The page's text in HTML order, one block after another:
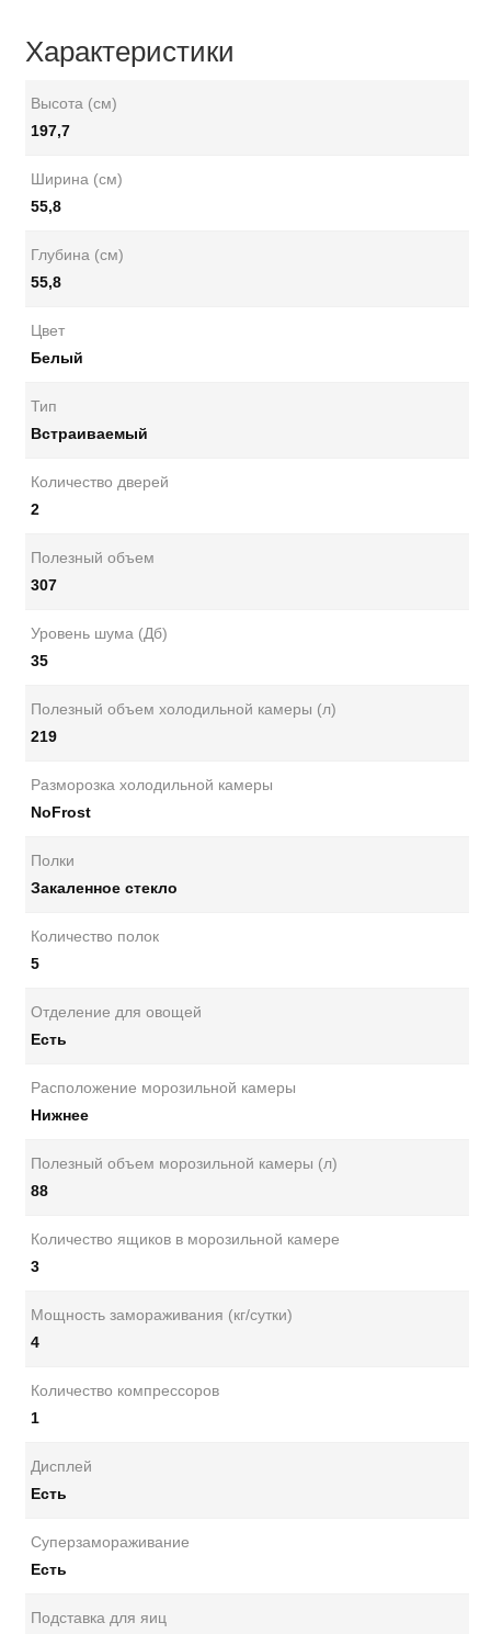
Характеристики
Высота (см)
197,7
Ширина (см)
55,8
Глубина (см)
55,8
Цвет
Белый
Тип
Встраиваемый
Количество дверей
2
Полезный объем
307
Уровень шума (Дб)
35
Полезный объем холодильной камеры (л)
219
Разморозка холодильной камеры
NoFrost
Полки
Закаленное стекло
Количество полок
5
Отделение для овощей
Есть
Расположение морозильной камеры
Нижнее
Полезный объем морозильной камеры (л)
88
Количество ящиков в морозильной камере
3
Мощность замораживания (кг/сутки)
4
Количество компрессоров
1
Дисплей
Есть
Суперзамораживание
Есть
Подставка для яиц